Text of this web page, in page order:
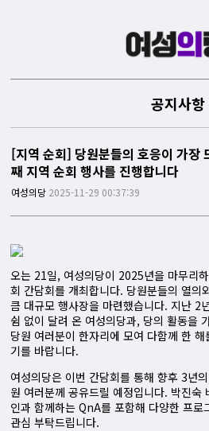
공지사항
[지역 순회] 당원분들의 호응이 가장
째 지역 순회 행사를 진행합니다
여성의당 2025-11-29 00:37:39
오는 21일, 여성의당이 2025년을 마무리
회 간담회를 개최합니다. 당원분들의 열의
큼 대규모 행사장을 마련했습니다. 지난 2
쉼 없이 달려 온 여성의당과, 당의 활동을
당원 여러분이 한자리에 모여 다함께 한
기를 바랍니다.
여성의당은 이번 간담회를 통해 향후 3년
원 여러분께 공유드릴 예정입니다. 박진숙
인과 함께하는 QnA를 포함해 다양한 프로
관심 부탁드립니다.